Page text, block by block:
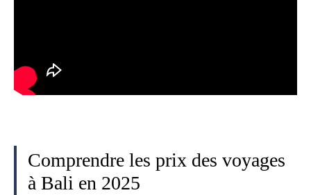
Comprendre les prix des voyages
à Bali en 2025